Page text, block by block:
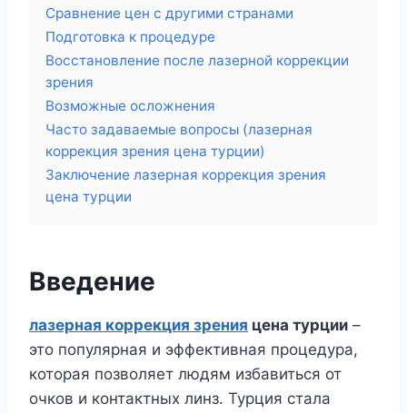
Сравнение цен с другими странами
Подготовка к процедуре
Восстановление после лазерной коррекции
зрения
Возможные осложнения
Часто задаваемые вопросы (лазерная
коррекция зрения цена турции)
Заключение лазерная коррекция зрения
цена турции
Введение
лазерная коррекция зрения цена турции –
это популярная и эффективная процедура,
которая позволяет людям избавиться от
очков и контактных линз. Турция стала